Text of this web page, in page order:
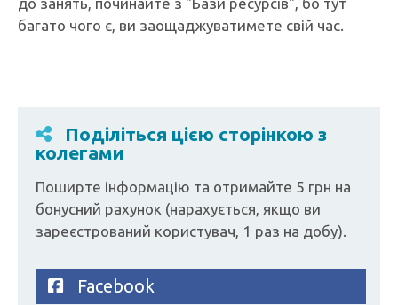
багато чого є, ви заощаджуватимете свій час.
Поділіться цією сторінкою з
колегами
Поширте інформацію та отримайте 5 грн на
бонусний рахунок (нарахується, якщо ви
зареєстрований користувач, 1 раз на добу).
Facebook